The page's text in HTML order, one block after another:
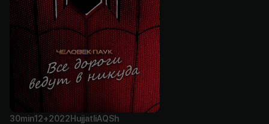
30min12+2022 HujjatliAQSh